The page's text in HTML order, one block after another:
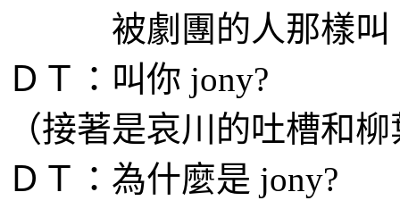
被劇團的人那樣叫
ＤＴ：叫你 jony?
（接著是哀川的吐槽和
ＤＴ：為什麼是 jony?